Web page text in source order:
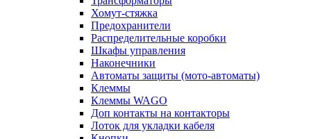
Хомут-стяжка
Предохранители
Распределительные коробки
Шкафы управления
Наконечники
Автоматы защиты (мото-автоматы)
Клеммы
Клеммы WAGO
Доп контакты на контакторы
Лоток для укладки кабеля